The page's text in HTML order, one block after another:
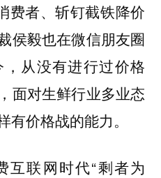
费者、斩钉截铁降价
侯毅也在微信朋友圈
从没有进行过价格
面对生鲜行业多业态
价格战的能力。
互联网时代“剩者为